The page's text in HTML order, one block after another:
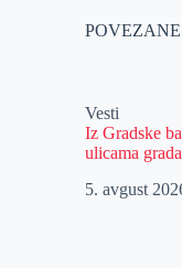
POVEZANE
Vesti
Iz Gradske
ulicama
5. avgust